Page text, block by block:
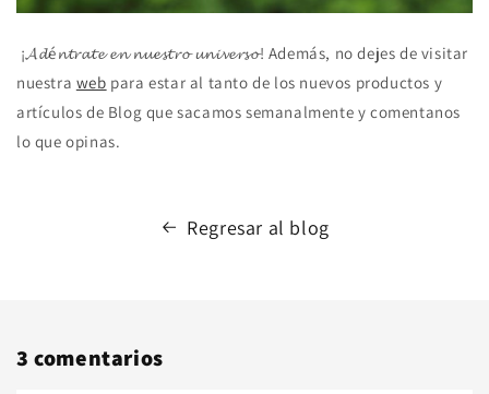
¡𝓐𝓭é𝓷𝓽𝓻𝓪𝓽𝓮 𝓮𝓷 𝓷𝓾𝓮𝓼𝓽𝓻𝓸 𝓾𝓷𝓲𝓿𝓮𝓻𝓼𝓸! Además, no dejes de visitar
nuestra web para estar al tanto de los nuevos productos y
artículos de Blog que sacamos semanalmente y comentanos
lo que opinas.
Regresar al blog
3 comentarios